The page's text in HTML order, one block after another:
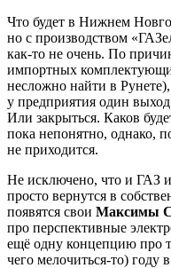
Что будет в Нижнем
но с производством
как-то не очень. По
импортных
несложно найти в
у предприятия один
Или закрыться. Каков
пока непонятно, однако,
не приходится.
Не исключено, что и ГАЗ
просто вернутся в
появятся свои Максимы
про перспективные
ещё одну концепцию про
чего мелочиться-то) году